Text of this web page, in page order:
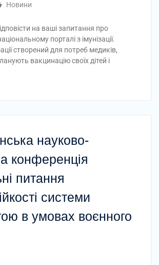
Новини
на ваші запитання про
порталі з імунізації.
створений для потреб медиків,
вакцинацію своїх дітей і
науково-
конференція
питання
системи
в умовах воєнного